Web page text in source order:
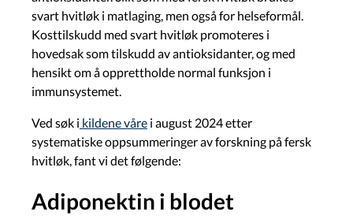
svart hvitløk i matlaging, men også for helseformål.
Kosttilskudd med svart hvitløk promoteres i
hovedsak som tilskudd av antioksidanter, og med
hensikt om å opprettholde normal funksjon i
immunsystemet.
Ved søk i kildene våre i august 2024 etter
systematiske oppsummeringer av forskning på fersk
hvitløk, fant vi det følgende:
Adiponektin i blodet